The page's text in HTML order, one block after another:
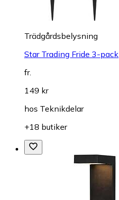
Trädgårdsbelysning
Star Trading Fride 3-pack
fr.
149 kr
hos Teknikdelar
+18 butiker